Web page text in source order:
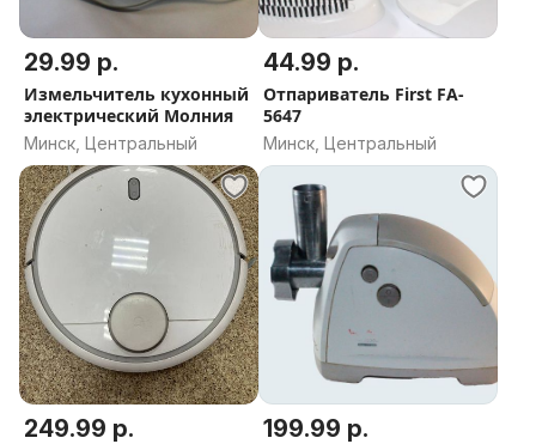
29.99 р.
Измельчитель кухонный
электрический Молния
Минск, Центральный
44.99 р.
Отпариватель First FA-
5647
Минск, Центральный
249.99 р. 199.99 р.